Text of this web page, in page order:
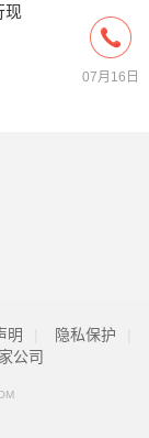
现
07月16日
明 隐私保护
公司